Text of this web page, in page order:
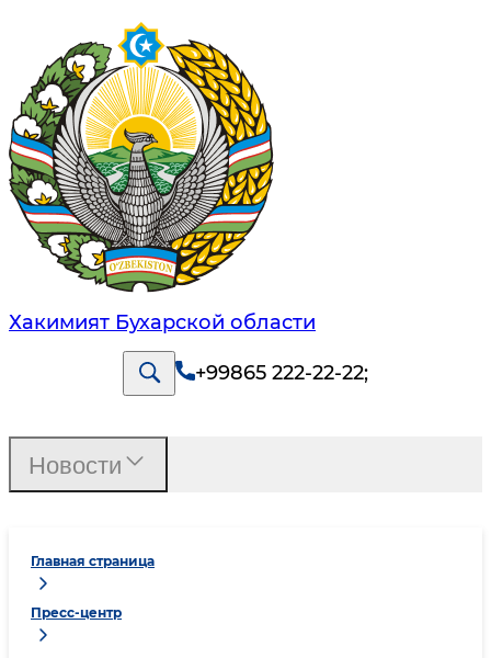
Хакимият Бухарской области
+99865 222-22-22;
Главная страница
Пресс-центр
Новости